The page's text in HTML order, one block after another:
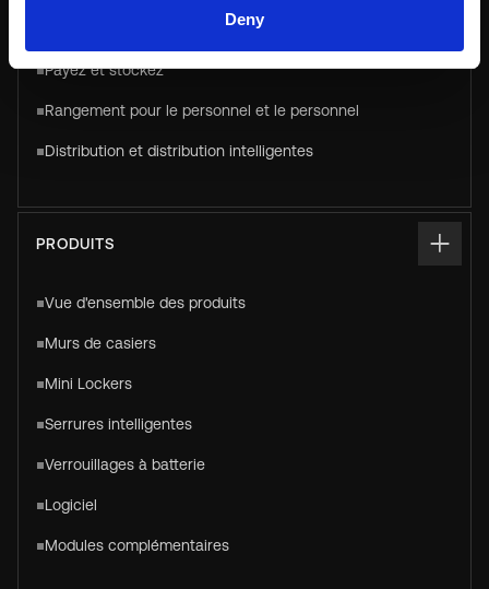
Deny
Payez et stockez
Rangement pour le personnel et le personnel
Distribution et distribution intelligentes
PRODUITS
Vue d'ensemble des produits
Murs de casiers
Mini Lockers
Serrures intelligentes
Verrouillages à batterie
Logiciel
Modules complémentaires